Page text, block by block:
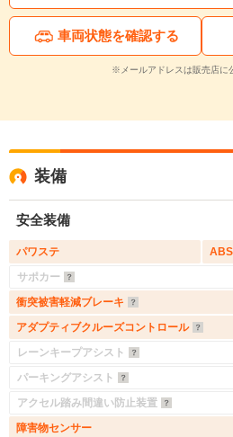
車両状態を確認する
※メールアドレスは販売店に
装備
安全装備
パワステ
ABS
サポカー
衝突被害軽減ブレーキ
アダプティブクルーズコントロール
レーンキープアシスト
パーキングアシスト
アクセル踏み間違い防止装置
障害物センサー